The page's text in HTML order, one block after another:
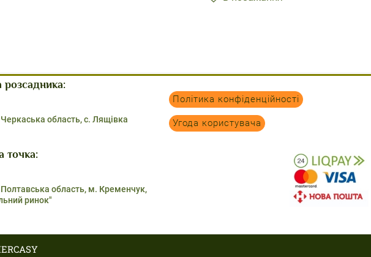
розсадника:
Черкаська область, с. Лящівка
точка:
Полтавська область, м. Кременчук,
ринок"
Політика конфіденційності
Угода користувача